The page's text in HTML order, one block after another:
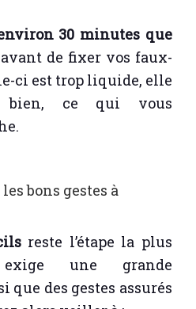
30 minutes que
avant de fixer vos faux-
ci est trop liquide, elle
bien, ce qui vous
bons gestes à
reste l’étape la plus
une grande
des gestes assurés